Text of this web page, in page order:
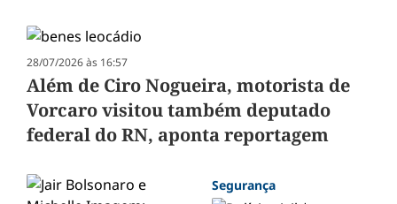
28/07/2026 às 16:57
Além de Ciro Nogueira, motorista de
Vorcaro visitou também deputado
federal do RN, aponta reportagem
Segurança